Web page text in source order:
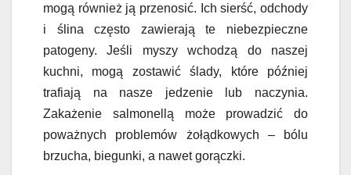
mogą również ją przenosić. Ich sierść, odchody
i ślina często zawierają te niebezpieczne
patogeny. Jeśli myszy wchodzą do naszej
kuchni, mogą zostawić ślady, które później
trafiają na nasze jedzenie lub naczynia.
Zakażenie salmonellą może prowadzić do
poważnych problemów żołądkowych – bólu
brzucha, biegunki, a nawet gorączki.